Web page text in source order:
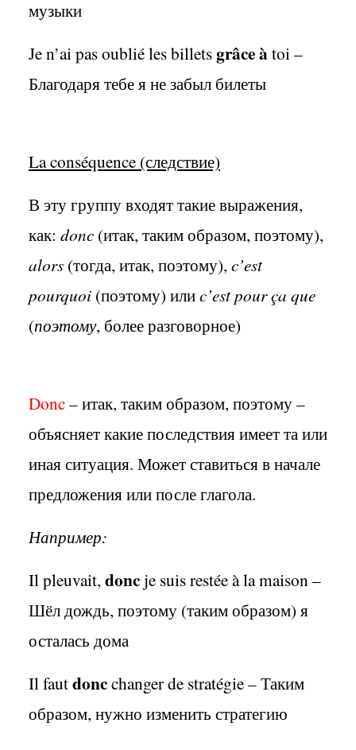
музыки
Je n’ai pas oublié les billetsgrâce àtoi –
Благодаря тебе я не забыл билеты
La conséquence (следствие)
В эту группу входят такие выражения,
как: donc (итак, таким образом, поэтому),
alors (тогда, итак, поэтому), c’est
pourquoi (поэтому) илиc’est pour ça que
(поэтому, более разговорное)
Donc– итак, таким образом, поэтому –
объясняет какие последствия имеет та или
иная ситуация. Может ставиться в начале
предложения или после глагола.
Например:
Il pleuvait, doncje suis restée à la maison –
Шёл дождь, поэтому (таким образом) я
осталась дома
Il fautdoncchanger de stratégie – Таким
образом, нужно изменить стратегию